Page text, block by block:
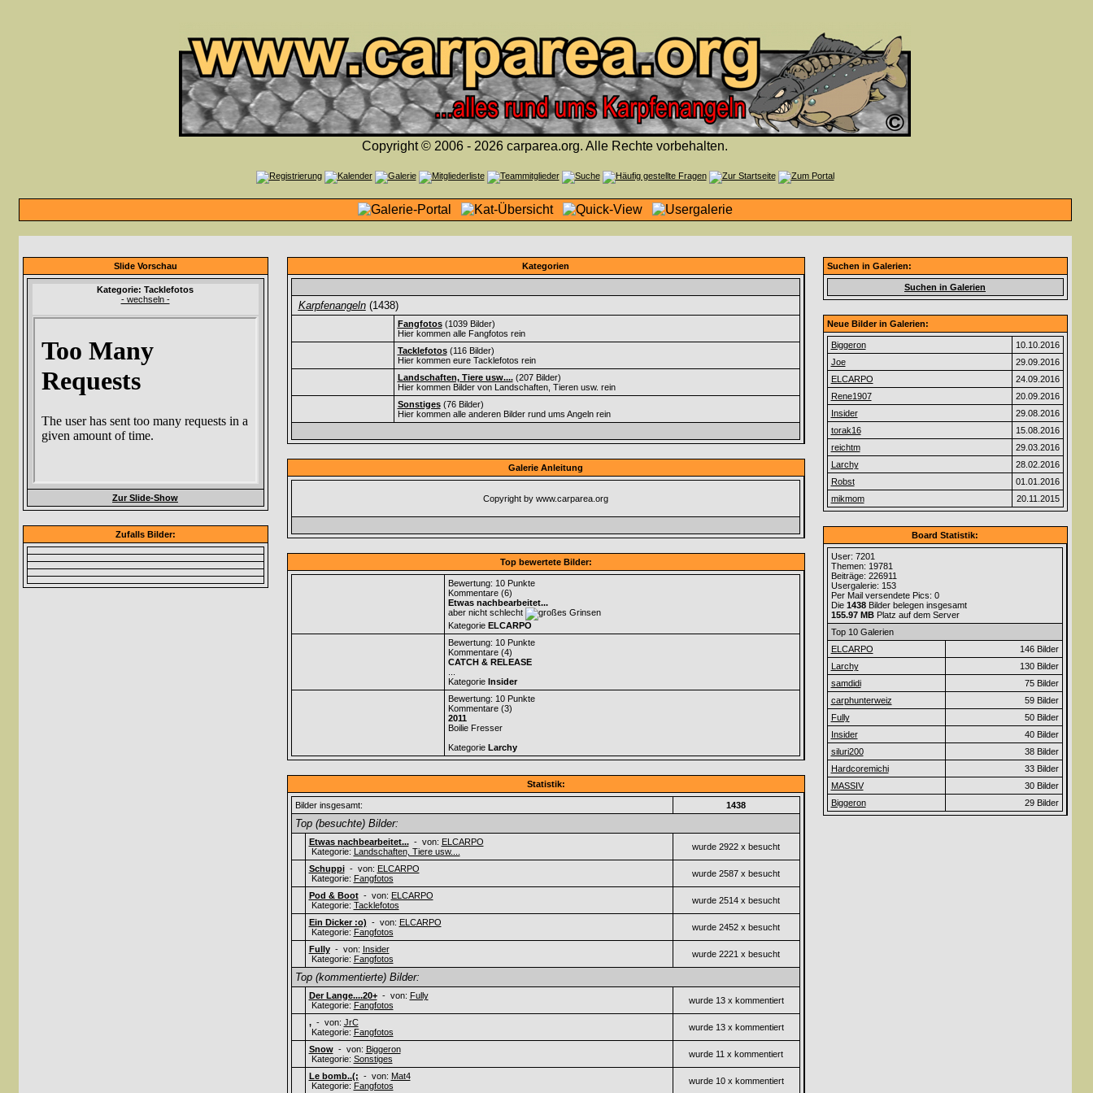
Copyright © 2006 - 2026 carparea.org. Alle Rechte vorbehalten.
Slide Vorschau
Kategorie: Tacklefotos
- wechseln -
Zur Slide-Show
Zufalls Bilder:
Kategorien
Karpfenangeln(1438)
Fangfotos(1039 Bilder)
Hier kommen alle Fangfotos rein
Tacklefotos(116 Bilder)
Hier kommen eure Tacklefotos rein
Landschaften, Tiere usw....(207 Bilder)
Hier kommen Bilder von Landschaften, Tieren usw. rein
Sonstiges(76 Bilder)
Hier kommen alle anderen Bilder rund ums Angeln rein
Galerie Anleitung
Copyright by www.carparea.org
Top bewertete Bilder:
Bewertung: 10 Punkte
Kommentare (6)
Etwas nachbearbeitet...
aber nicht schlecht
Kategorie ELCARPO
Bewertung: 10 Punkte
Kommentare (4)
CATCH & RELEASE
Kategorie Insider
Bewertung: 10 Punkte
Kommentare (3)
2011
Boilie Fresser
Kategorie Larchy
Statistik:
Bilder insgesamt: 1438
Top (besuchte) Bilder:
Etwas nachbearbeitet...- von: ELCARPO
Kategorie: Landschaften, Tiere usw.... wurde 2922 x besucht
Schuppi- von: ELCARPO
Kategorie: Fangfotos wurde 2587 x besucht
Pod & Boot- von: ELCARPO
Kategorie: Tacklefotos wurde 2514 x besucht
Ein Dicker :o) - von: ELCARPO
Kategorie: Fangfotos wurde 2452 x besucht
Fully- von: Insider
Kategorie: Fangfotos wurde 2221 x besucht
Top (kommentierte) Bilder:
Der Lange....20+- von: Fully
Kategorie: Fangfotos wurde 13 x kommentiert
,- von: JrC
Kategorie: Fangfotos wurde 13 x kommentiert
Snow- von: Biggeron
Kategorie: Sonstiges wurde 11 x kommentiert
Le bomb..(; - von: Mat4
Kategorie: Fangfotos wurde 10 x kommentiert
Suchen in Galerien:
Suchen in Galerien
Neue Bilder in Galerien:
Biggeron
10.10.2016
Joe
29.09.2016
ELCARPO
24.09.2016
Rene1907
20.09.2016
Insider
29.08.2016
torak16
15.08.2016
reichtm
29.03.2016
Larchy
28.02.2016
Robst
01.01.2016
mikmom
20.11.2015
Board Statistik:
User: 7201
Themen: 19781
Beiträge: 226911
Usergalerie: 153
Per Mail versendete Pics: 0
Die 1438Bilder belegen insgesamt
155.97 MBPlatz auf dem Server
Top 10 Galerien
ELCARPO
146 Bilder
Larchy
130 Bilder
samdidi
75 Bilder
carphunterweiz
59 Bilder
Fully
50 Bilder
Insider
40 Bilder
siluri200
38 Bilder
Hardcoremichi
33 Bilder
MASSIV
30 Bilder
Biggeron
29 Bilder